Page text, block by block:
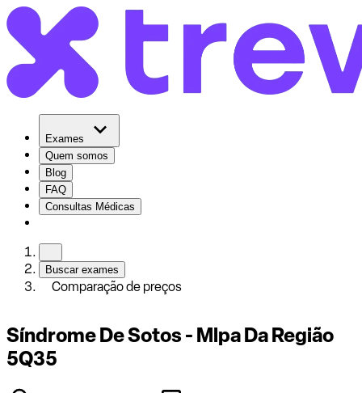
Exames
Quem somos
Blog
FAQ
Consultas Médicas
Buscar exames
Comparação de preços
Síndrome De Sotos - Mlpa Da Região
5Q35